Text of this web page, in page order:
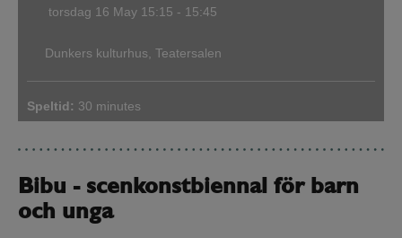
torsdag 16 May 15:15 - 15:45
Dunkers kulturhus, Teatersalen
Speltid: 30 minutes
Bibu - scenkonstbiennal för barn
och unga